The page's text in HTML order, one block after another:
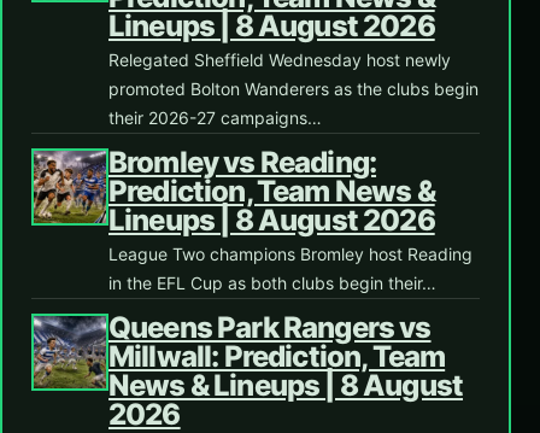
Lineups | 8 August 2026
Relegated Sheffield Wednesday host newly
promoted Bolton Wanderers as the clubs begin
their 2026-27 campaigns…
Bromley vs Reading:
Prediction, Team News &
Lineups | 8 August 2026
League Two champions Bromley host Reading
in the EFL Cup as both clubs begin their…
Queens Park Rangers vs
Millwall: Prediction, Team
News & Lineups | 8 August
2026